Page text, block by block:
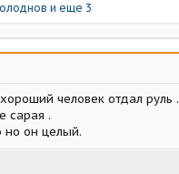
и еще 3
человек отдал руль .
сарая .
но он целый.